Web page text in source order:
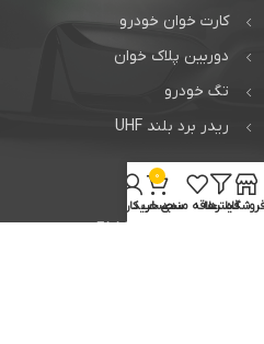
کارت خوان خودرو
دوربین پلاک خوان
تگ خودرو
ریدر برد بلند UHF
خدمات
فروشگاهفیلترهاعلاقه مندی
0
سبد خرید
حساب کاربری من